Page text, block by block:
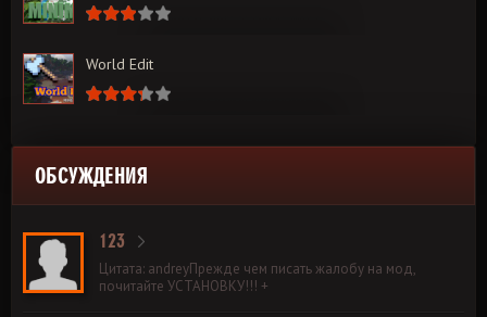
World Edit
ОБСУЖДЕНИЯ
123
Цитата: andreyПрежде чем писать жалобу на мод,
почитайте УСТАНОВКУ!!! +